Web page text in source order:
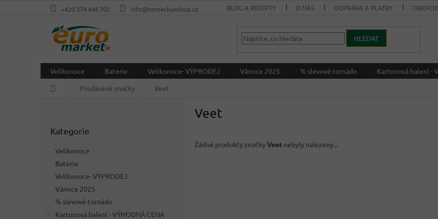
+420 374 446 702 info@nemeckyeshop.cz BLOG A RECEPTY O NÁS DOPRAVA & PLATBY
HLEDAT
Velikonoce Baterie Velikonoce- VÝPRODEJ Vánoce 2025 % slevové tornádo Kartonová balení -
Prodávané značky Veet
kategorie
Kategorie
Velikonoce
Baterie
Velikonoce- VÝPRODEJ
Vánoce 2025
% slevové tornádo
Kartonová balení - VÝHODNÁ CENA
Veet
Žádné produkty značkyVeet nebyly nalezeny...